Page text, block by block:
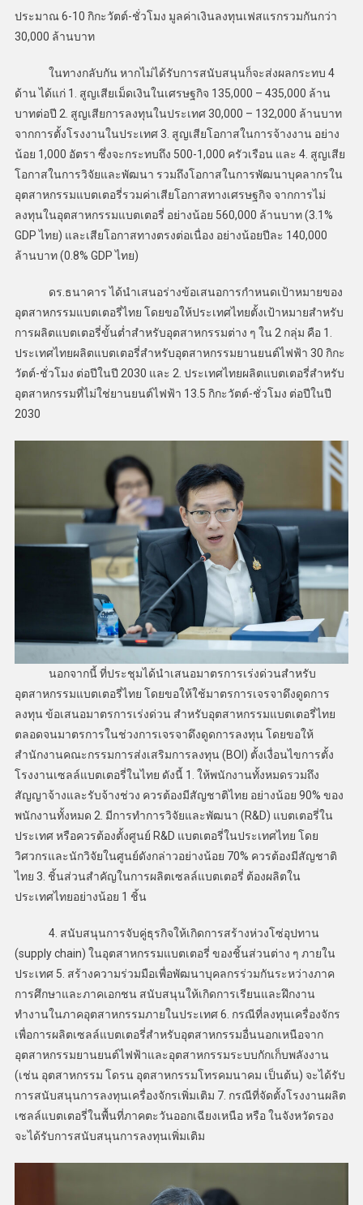
ประมาณ 6-10 กิกะวัตต์-ชั่วโมง มูลค่าเงินลงทุนเฟสแรกรวมกันกว่า
30,000 ล้านบาท
ในทางกลับกัน หากไม่ได้รับการสนับสนุนก็จะส่งผลกระทบ 4
ด้าน ได้แก่ 1. สูญเสียเม็ดเงินในเศรษฐกิจ 135,000 – 435,000 ล้าน
บาทต่อปี 2. สูญเสียการลงทุนในประเทศ 30,000 – 132,000 ล้านบาท
จากการตั้งโรงงานในประเทศ 3. สูญเสียโอกาสในการจ้างงาน อย่าง
น้อย 1,000 อัตรา ซึ่งจะกระทบถึง 500-1,000 ครัวเรือน และ 4. สูญเสีย
โอกาสในการวิจัยและพัฒนา รวมถึงโอกาสในการพัฒนาบุคลากรใน
อุตสาหกรรมแบตเตอรี่รวมค่าเสียโอกาสทางเศรษฐกิจ จากการไม่
ลงทุนในอุตสาหกรรมแบตเตอรี่ อย่างน้อย 560,000 ล้านบาท (3.1%
GDP ไทย) และเสียโอกาสทางตรงต่อเนื่อง อย่างน้อยปีละ 140,000
ล้านบาท (0.8% GDP ไทย)
ดร.ธนาคาร ได้นำเสนอร่างข้อเสนอการกำหนดเป้าหมายของ
อุตสาหกรรมแบตเตอรี่ไทย โดยขอให้ประเทศไทยตั้งเป้าหมายสำหรับ
การผลิตแบตเตอรี่ขั้นต่ำสำหรับอุตสาหกรรมต่าง ๆ ใน 2 กลุ่ม คือ 1.
ประเทศไทยผลิตแบตเตอรี่สำหรับอุตสาหกรรมยานยนต์ไฟฟ้า 30 กิกะ
วัตต์-ชั่วโมง ต่อปีในปี 2030 และ 2. ประเทศไทยผลิตแบตเตอรี่สำหรับ
อุตสาหกรรมที่ไม่ใช่ยานยนต์ไฟฟ้า 13.5 กิกะวัตต์-ชั่วโมง ต่อปีในปี
2030
นอกจากนี้ ที่ประชุมได้นำเสนอมาตรการเร่งด่วนสำหรับ
อุตสาหกรรมแบตเตอรี่ไทย โดยขอให้ใช้มาตรการเจรจาดึงดูดการ
ลงทุน ข้อเสนอมาตรการเร่งด่วน สำหรับอุตสาหกรรมแบตเตอรี่ไทย
ตลอดจนมาตรการในช่วงการเจรจาดึงดูดการลงทุน โดยขอให้
สำนักงานคณะกรรมการส่งเสริมการลงทุน (BOI) ตั้งเงื่อนไขการตั้ง
โรงงานเซลล์แบตเตอรี่ในไทย ดังนี้ 1. ให้พนักงานทั้งหมดรวมถึง
สัญญาจ้างและรับจ้างช่วง ควรต้องมีสัญชาติไทย อย่างน้อย 90% ของ
พนักงานทั้งหมด 2. มีการทำการวิจัยและพัฒนา (R&D) แบตเตอรี่ใน
ประเทศ หรือควรต้องตั้งศูนย์ R&D แบตเตอรี่ในประเทศไทย โดย
วิศวกรและนักวิจัยในศูนย์ดังกล่าวอย่างน้อย 70% ควรต้องมีสัญชาติ
ไทย 3. ชิ้นส่วนสำคัญในการผลิตเซลล์แบตเตอรี่ ต้องผลิตใน
ประเทศไทยอย่างน้อย 1 ชิ้น
4. สนับสนุนการจับคู่ธุรกิจให้เกิดการสร้างห่วงโซ่อุปทาน
(supply chain) ในอุตสาหกรรมแบตเตอรี่ ของชิ้นส่วนต่าง ๆ ภายใน
ประเทศ 5. สร้างความร่วมมือเพื่อพัฒนาบุคลกรร่วมกันระหว่างภาค
การศึกษาและภาคเอกชน สนับสนุนให้เกิดการเรียนและฝึกงาน
ทำงานในภาคอุตสาหกรรมภายในประเทศ 6. กรณีที่ลงทุนเครื่องจักร
เพื่อการผลิตเซลล์แบตเตอรี่สำหรับอุตสาหกรรมอื่นนอกเหนือจาก
อุตสาหกรรมยานยนต์ไฟฟ้าและอุตสาหกรรมระบบกักเก็บพลังงาน
(เช่น อุตสาหกรรม โดรน อุตสาหกรรมโทรคมนาคม เป็นต้น) จะได้รับ
การสนับสนุนการลงทุนเครื่องจักรเพิ่มเติม 7. กรณีที่จัดตั้งโรงงานผลิต
เซลล์แบตเตอรี่ในพื้นที่ภาคตะวันออกเฉียงเหนือ หรือ ในจังหวัดรอง
จะได้รับการสนับสนุนการลงทุนเพิ่มเติม